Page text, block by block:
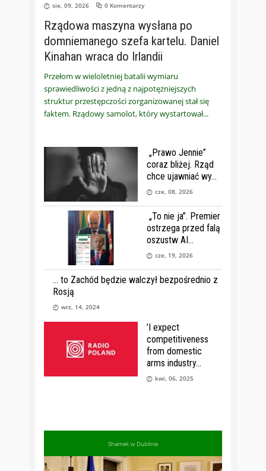
sie, 09, 2026 0 Komentarzy
Rządowa maszyna wysłana po
domniemanego szefa kartelu. Daniel
Kinahan wraca do Irlandii
Przełom w wieloletniej batalii wymiaru
sprawiedliwości z jedną z najpotężniejszych
struktur przestępczości zorganizowanej stał się
faktem. Rządowy samolot, który wystartował
„Prawo Jennie”
coraz bliżej. Rząd
chce ujawniać wy
cze, 08, 2026
„To nie ja”. Premier
ostrzega przed falą
oszustw AI
cze, 19, 2026
… to Zachód będzie walczył bezpośrednio z
Rosją
wrz, 14, 2024
’I expect
competitiveness
from domestic
arms industry
kwi, 06, 2025
Shamek w Dublinie